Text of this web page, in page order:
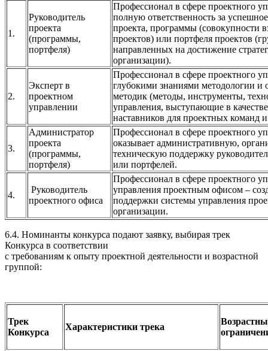
1.
Руководитель
проекта
(программы,
портфеля)
Профессионал в сфере проектного
полную ответственность за
проекта, программы (совокупности
проектов) или портфеля проектов
направленных на достижение
организации).
2.
Эксперт в
проектном
управлении
Профессионал в сфере проектного
глубокими знаниями методологии
методик (методы, инструменты,
управления, выступающие в
наставников для проектных команд
3.
Администратор
проекта
(программы,
портфеля)
Профессионал в сфере проектного
оказывает административную,
техническую поддержку
или портфелей.
4.
Руководитель
проектного офиса
Профессионал в сфере проектного
управления проектным офисом –
поддержки системы управления
организации.
6.4. Номинанты конкурса подают заявку, выбирая трек
Конкурса в соответствии
с требованиям к опыту проектной деятельности и возрастной
группой:
Трек
Конкурса
Характеристики трека